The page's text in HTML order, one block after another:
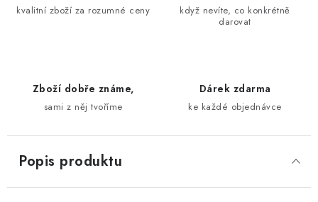
kvalitní zboží za rozumné ceny
když nevíte, co konkrétně
darovat
Zboží dobře známe,
sami z něj tvoříme
Dárek zdarma
ke každé objednávce
Popis produktu